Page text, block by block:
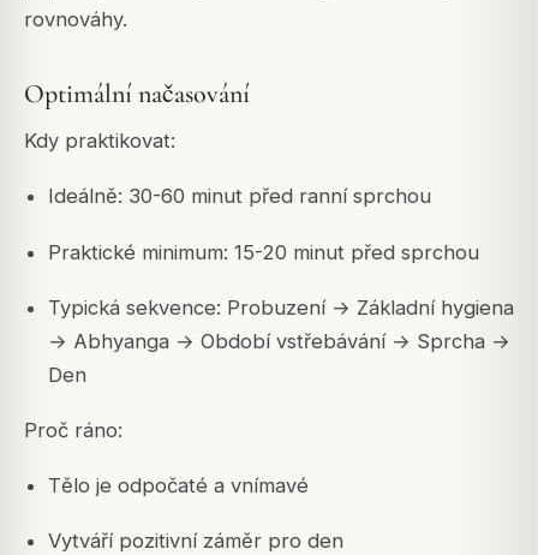
rovnováhy.
Optimální načasování
Kdy praktikovat:
Ideálně: 30-60 minut před ranní sprchou
Praktické minimum: 15-20 minut před sprchou
Typická sekvence: Probuzení → Základní hygiena
→ Abhyanga → Období vstřebávání → Sprcha →
Den
Proč ráno:
Tělo je odpočaté a vnímavé
Vytváří pozitivní záměr pro den